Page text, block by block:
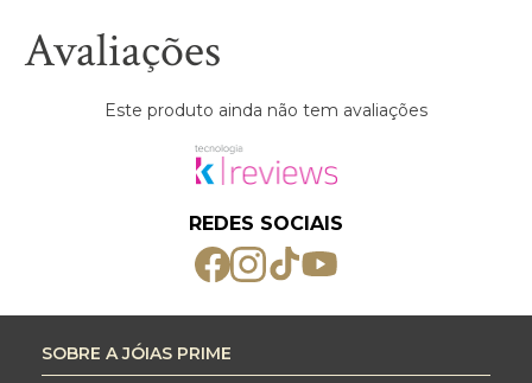
Avaliações
Este produto ainda não tem avaliações
REDES SOCIAIS
SOBRE A JÓIAS PRIME